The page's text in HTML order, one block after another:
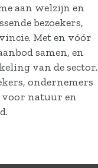
aan welzijn en
bezoekers,
Met en vóór
samen, en
van de sector.
ondernemers
voor natuur en